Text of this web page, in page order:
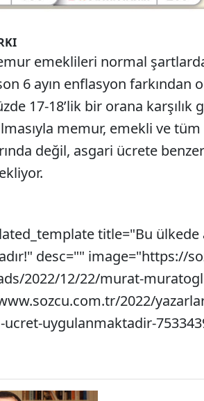
emeklileri normal
6 ayın enflasyon farkından
17-18’lik bir orana
memur, emekli ve
değil, asgari ücrete
title="Bu
desc="" image="https://
2022/12/22/murat-
2022/
ucret-uygulanmaktadir-